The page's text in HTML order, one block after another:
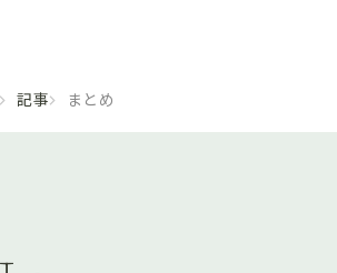
記事 まとめ